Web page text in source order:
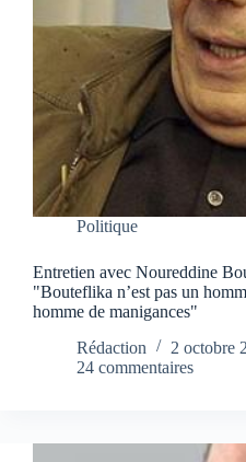
Politique
Entretien avec Noureddine
"Bouteflika n’est pas un
homme de manigances"
Rédaction
2 octobre
24 commentaires